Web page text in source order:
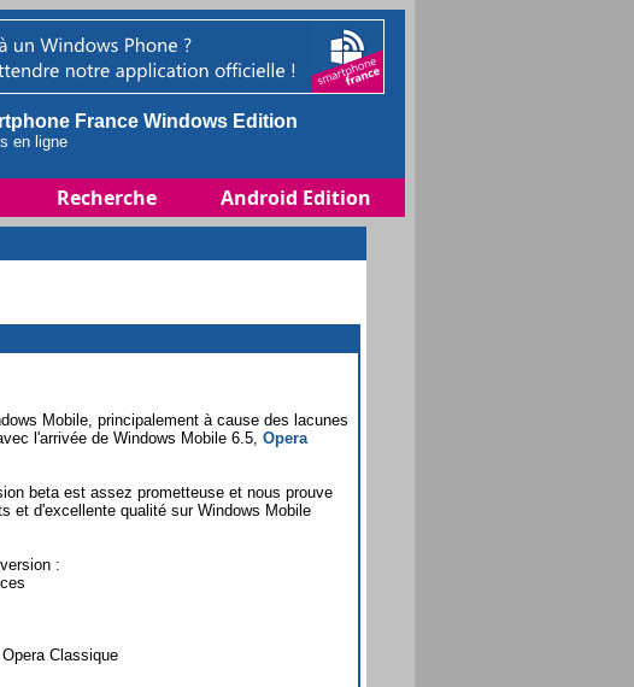
France Windows Edition
en ligne
Recherche Android Edition
Mobile, principalement à cause des lacunes
l'arrivée de Windows Mobile 6.5, Opera
beta est assez prometteuse et nous prouve
et d'excellente qualité sur Windows Mobile
:
Classique